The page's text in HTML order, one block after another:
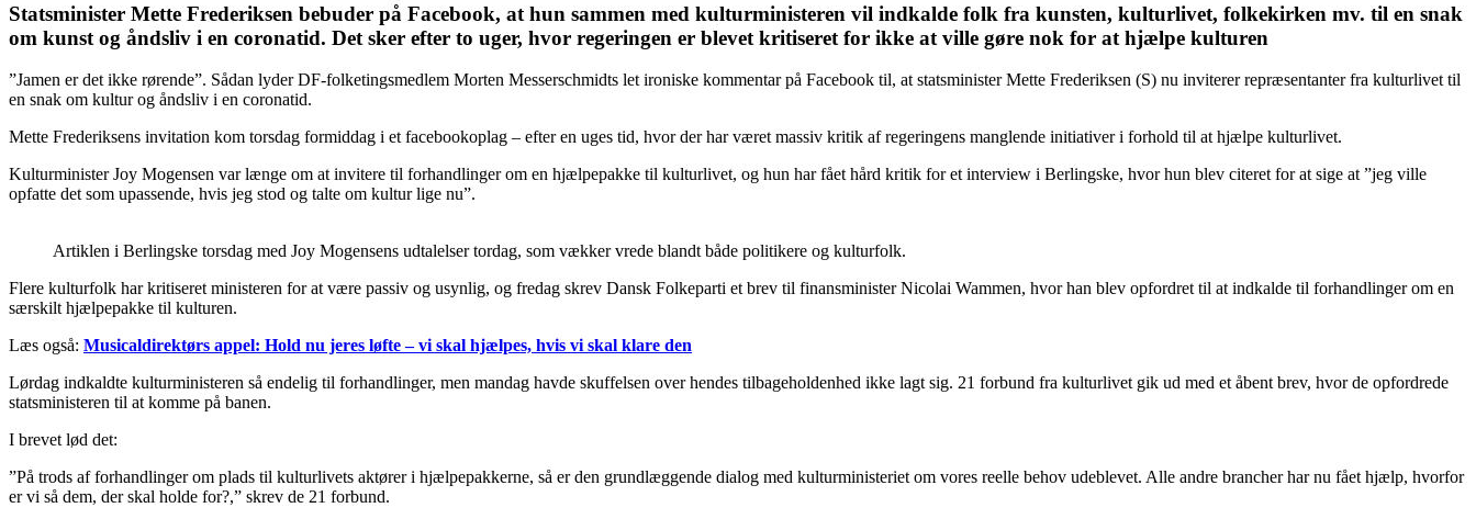
Statsminister Mette Frederiksen bebuder på Facebook, at hun sammen med kulturministeren vil indkalde folk fra kunsten, kulturlivet, folkekirken mv. til en snak
om kunst og åndsliv i en coronatid. Det sker efter to uger, hvor regeringen er blevet kritiseret for ikke at ville gøre nok for at hjælpe kulturen
”Jamen er det ikke rørende”. Sådan lyder DF-folketingsmedlem Morten Messerschmidts let ironiske kommentar på Facebook til, at statsminister Mette Frederiksen (S) nu inviterer repræsentanter fra kulturlivet til
en snak om kultur og åndsliv i en coronatid.
Mette Frederiksens invitation kom torsdag formiddag i et facebookoplag – efter en uges tid, hvor der har været massiv kritik af regeringens manglende initiativer i forhold til at hjælpe kulturlivet.
Kulturminister Joy Mogensen var længe om at invitere til forhandlinger om en hjælpepakke til kulturlivet, og hun har fået hård kritik for et interview i Berlingske, hvor hun blev citeret for at sige at ”jeg ville
opfatte det som upassende, hvis jeg stod og talte om kultur lige nu”.
Artiklen i Berlingske torsdag med Joy Mogensens udtalelser tordag, som vækker vrede blandt både politikere og kulturfolk.
Flere kulturfolk har kritiseret ministeren for at være passiv og usynlig, og fredag skrev Dansk Folkeparti et brev til finansminister Nicolai Wammen, hvor han blev opfordret til at indkalde til forhandlinger om en
særskilt hjælpepakke til kulturen.
Læs også: Musicaldirektørs appel: Hold nu jeres løfte – vi skal hjælpes, hvis vi skal klare den
Lørdag indkaldte kulturministeren så endelig til forhandlinger, men mandag havde skuffelsen over hendes tilbageholdenhed ikke lagt sig. 21 forbund fra kulturlivet gik ud med et åbent brev, hvor de opfordrede
statsministeren til at komme på banen.
I brevet lød det:
”På trods af forhandlinger om plads til kulturlivets aktører i hjælpepakkerne, så er den grundlæggende dialog med kulturministeriet om vores reelle behov udeblevet. Alle andre brancher har nu fået hjælp, hvorfor
er vi så dem, der skal holde for?,” skrev de 21 forbund.